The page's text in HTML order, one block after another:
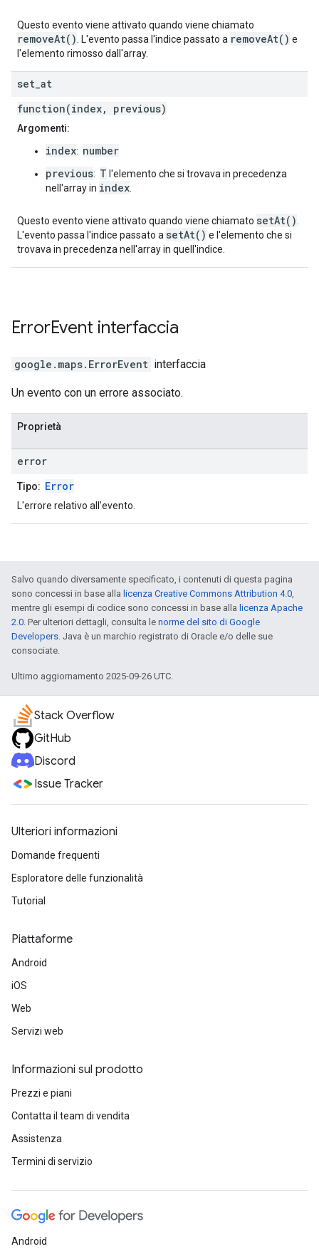
Questo evento viene attivato quando viene chiamato
removeAt(). L'evento passa l'indice passato a removeAt() e
l'elemento rimosso dall'array.
set at
function(index, previous)
Argomenti:
index: number
previous: T l'elemento che si trovava in precedenza
nell'array in index.
Questo evento viene attivato quando viene chiamato setAt().
L'evento passa l'indice passato a setAt() e l'elemento che si
trovava in precedenza nell'array in quell'indice.
ErrorEvent interfaccia
google.maps. ErrorEvent interfaccia
Un evento con un errore associato.
Proprietà
error
Tipo: Error
L'errore relativo all'evento.
Salvo quando diversamente specificato, i contenuti di questa pagina
sono concessi in base alla licenza Creative Commons Attribution 4.0,
mentre gli esempi di codice sono concessi in base alla licenza Apache
2.0. Per ulteriori dettagli, consulta le norme del sito di Google
Developers. Java è un marchio registrato di Oracle e/o delle sue
consociate.
Ultimo aggiornamento 2025-09-26 UTC.
Stack Overflow
GitHub
Discord
Issue Tracker
Ulteriori informazioni
Domande frequenti
Esploratore delle funzionalità
Tutorial
Piattaforme
Android
iOS
Web
Servizi web
Informazioni sul prodotto
Prezzi e piani
Contatta il team di vendita
Assistenza
Termini di servizio
Android